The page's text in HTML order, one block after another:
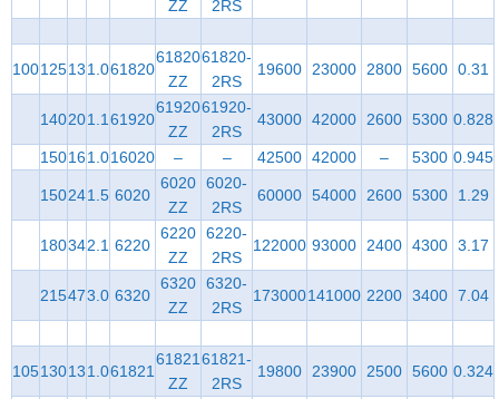
ZZ
2RS
100125131.061820
61820
ZZ
61820-
2RS
19600 23000 2800 5600 0.31
140201.161920
61920
ZZ
61920-
2RS
43000 42000 2600 5300 0.828
150161.016020 – – 42500 42000 – 5300 0.945
150241.5 6020
6020
ZZ
6020-
2RS
60000 54000 2600 5300 1.29
180342.1 6220
6220
ZZ
6220-
2RS
122000 93000 2400 4300 3.17
215473.0 6320
6320
ZZ
6320-
2RS
173000141000 2200 3400 7.04
105130131.061821
61821
ZZ
61821-
2RS
19800 23900 2500 5600 0.324